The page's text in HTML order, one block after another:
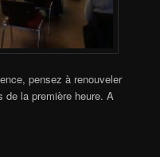
pensez à renouveler
la première heure. A